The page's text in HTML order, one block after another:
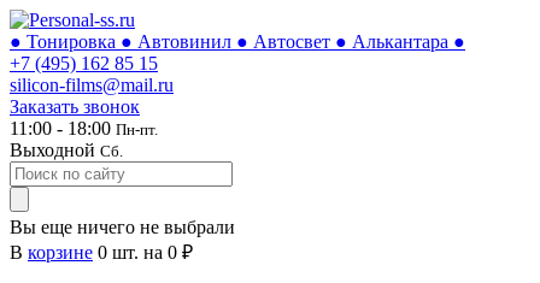
● Тонировка ● Автовинил ● Автосвет ● Алькантара ●
+7 (495) 162 85 15
silicon-films@mail.ru
Заказать звонок
11:00 - 18:00 Пн-пт.
Выходной Сб.
Вы еще ничего не выбрали
В корзине 0 шт. на 0 ₽